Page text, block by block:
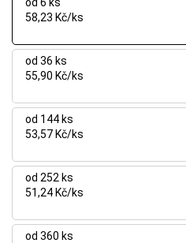
58,23 Kč/ks
od 36 ks
55,90 Kč/ks
od 144 ks
53,57 Kč/ks
od 252 ks
51,24 Kč/ks
od 360 ks